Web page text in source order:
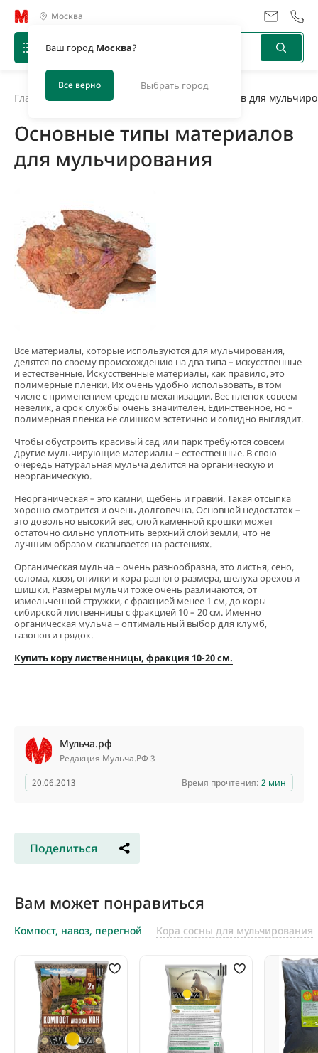
Москва
Ваш город Москва?
Все верно Выбрать город
Главная Основные типы материалов для
Основные типы материалов
для мульчирования
Все материалы, которые используются для мульчирования,
делятся по своему происхождению на два типа – искусственные
и естественные. Искусственные материалы, как правило, это
полимерные пленки. Их очень удобно использовать, в том
числе с применением средств механизации. Вес пленок совсем
невелик, а срок службы очень значителен. Единственное, но –
полимерная пленка не слишком эстетично и солидно выглядит.
Чтобы обустроить красивый сад или парк требуются совсем
другие мульчирующие материалы – естественные. В свою
очередь натуральная мульча делится на органическую и
неорганическую.
Неорганическая – это камни, щебень и гравий. Такая отсыпка
хорошо смотрится и очень долговечна. Основной недостаток –
это довольно высокий вес, слой каменной крошки может
остаточно сильно уплотнить верхний слой земли, что не
лучшим образом сказывается на растениях.
Органическая мульча – очень разнообразна, это листья, сено,
солома, хвоя, опилки и кора разного размера, шелуха орехов и
шишки. Размеры мульчи тоже очень различаются, от
измельченной стружки, с фракцией менее 1 см, до коры
сибирской лиственницы с фракцией 10 – 20 см. Именно
органическая мульча – оптимальный выбор для клумб,
газонов и грядок.
Купить кору лиственницы, фракция 10-20 см.
Мульча.рф
Редакция Мульча.РФ 3
20.06.2013
Время прочтения: 2 мин
Поделиться
Вам может понравиться
Компост, навоз, перегной Кора сосны для мульчирования